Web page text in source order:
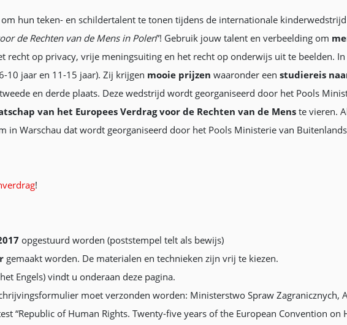
hun teken- en schildertalent te tonen tijdens de internationale kinderwedstrijd
de Rechten van de Mens in Polen”! Gebruik jouw talent en verbeelding om
recht op privacy, vrije meningsuiting en het recht op onderwijs uit te beelden.
10 jaar en 11-15 jaar). Zij krijgen mooie prijzen waaronder een studiereis
en derde plaats. Deze wedstrijd wordt georganiseerd door het Pools
van het Europees Verdrag voor de Rechten van de Menste vieren.
Warschau dat wordt georganiseerd door het Pools Ministerie van
!
opgestuurd worden (poststempel telt als bewijs)
gemaakt worden. De materialen en technieken zijn vrij te kiezen.
Engels) vindt u onderaan deze pagina.
moet verzonden worden: Ministerstwo Spraw Zagranicznych,
“Republic of Human Rights. Twenty-five years of the European Convention on